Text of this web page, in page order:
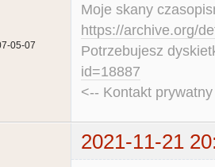
05-07
Moje skany
https://archive.org/
Potrzebujesz
id=18887
<-- Kontakt
2021-11-21